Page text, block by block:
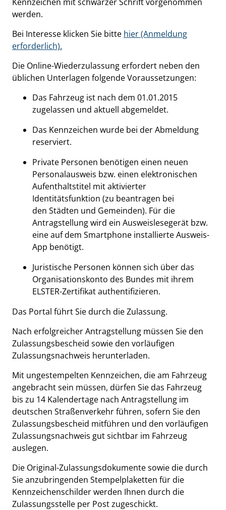
werden.
Bei Interesse klicken Sie bitte hier (Anmeldung
erforderlich).
Die Online-Wiederzulassung erfordert neben den
üblichen Unterlagen folgende Voraussetzungen:
Das Fahrzeug ist nach dem 01.01.2015
zugelassen und aktuell abgemeldet.
Das Kennzeichen wurde bei der Abmeldung
reserviert.
Private Personen benötigen einen neuen
Personalausweis bzw. einen elektronischen
Aufenthaltstitel mit aktivierter
Identitätsfunktion (zu beantragen bei
den Städten und Gemeinden). Für die
Antragstellung wird ein Ausweislesegerät bzw.
eine auf dem Smartphone installierte Ausweis-
App benötigt.
Juristische Personen können sich über das
Organisationskonto des Bundes mit ihrem
ELSTER-Zertifikat authentifizieren.
Das Portal führt Sie durch die Zulassung.
Nach erfolgreicher Antragstellung müssen Sie den
Zulassungsbescheid sowie den vorläufigen
Zulassungsnachweis herunterladen.
Mit ungestempelten Kennzeichen, die am Fahrzeug
angebracht sein müssen, dürfen Sie das Fahrzeug
bis zu 14 Kalendertage nach Antragstellung im
deutschen Straßenverkehr führen, sofern Sie den
Zulassungsbescheid mitführen und den vorläufigen
Zulassungsnachweis gut sichtbar im Fahrzeug
auslegen.
Die Original-Zulassungsdokumente sowie die durch
Sie anzubringenden Stempelplaketten für die
Kennzeichenschilder werden Ihnen durch die
Zulassungsstelle per Post zugeschickt.